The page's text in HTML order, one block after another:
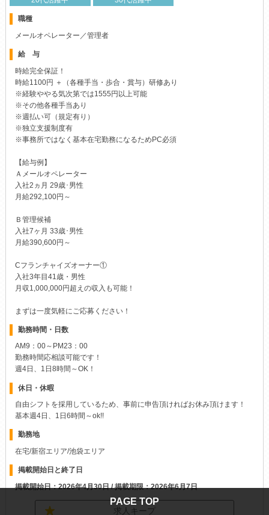
給 与
時給1100円 ＋（各種手当・歩合・賞与）研修あり
※経験ややる気次第では1555円以上可能
※週払い可（規定有り）
※独立支援制度有
※事務所ではなく基本在宅勤務になるためPC必須
【給与例】
Ａメールオペレーター
入社2ヵ月 29歳･男性
Ｂ管理候補
入社7ヶ月 33歳･男性
月給390,600円～
Cフランチャイズオーナー①
入社3年目41歳・男性
月収1,000,000円超えの収入も可能！
まずは一度気軽にご応募ください！
勤務時間・日数
勤務時間応相談可能です！
週4日、1日8時間～OK！
休日・休暇
自由シフトを採用しているため、事前に申告頂ければお休み頂けます！
基本週4日、1日6時間～ok!!
勤務地
在宅/新宿エリア/池袋エリア
掲載開始日と終了日
KBSK2の詳細
PAGE TOP